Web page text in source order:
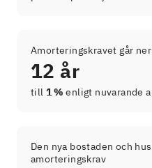
Amorteringskravet går
12 år
till 1 % enligt nuvarande
Den nya bostaden och
amorteringskrav